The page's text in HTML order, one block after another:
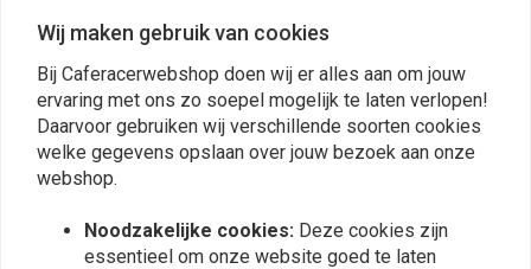
Gewicht is 6 kilo en de breedte van de bekken is 100MM.
Ook zit er een slagstuk op wat te gebruiken is als aambeeld.
Reviews
(0 beoordelingen)
Wij maken gebruik van cookies
Bij Caferacerwebshop doen wij er alles aan om jouw
ervaring met ons zo soepel mogelijk te laten verlopen!
Daarvoor gebruiken wij verschillende soorten cookies
welke gegevens opslaan over jouw bezoek aan onze
webshop.
Noodzakelijke cookies: Deze cookies zijn
essentieel om onze website goed te laten